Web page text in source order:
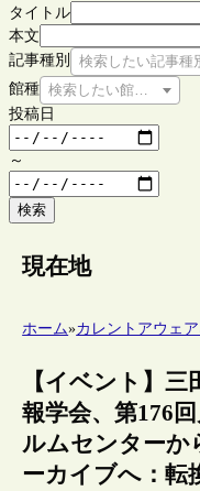
タイトル
本文
記事種別
検索したい記事種
館種 検索したい館種を選択
投稿日
～
検索
現在地
ホーム»カレントアウェ
【イベント】三
報学会、第176
ルムセンターか
ーカイブへ：転